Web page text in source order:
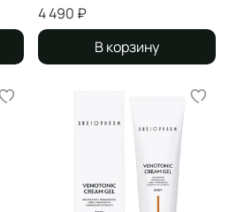
4 490 ₽
В корзину